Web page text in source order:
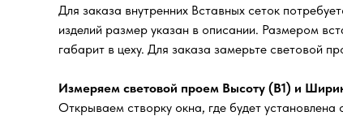
Для заказа внутренних Вставных сеток
изделий размер указан в описании. Размером
габарит в цеху. Для заказа замерьте световой
Измеряем световой проем Высоту (В1) и
Открываем створку окна, где будет